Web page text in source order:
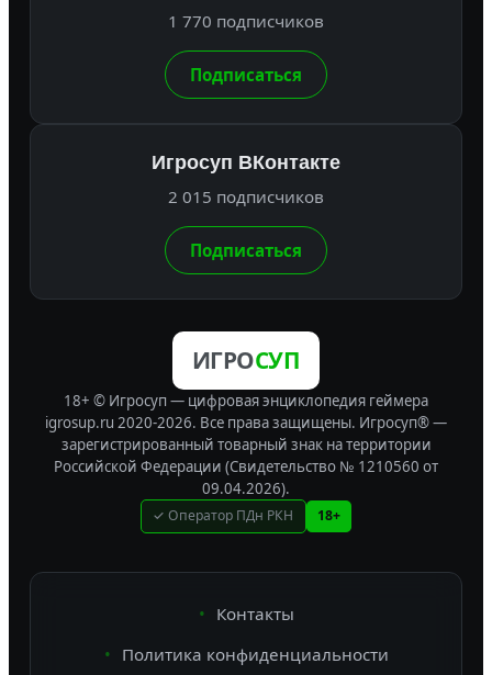
1 770 подписчиков
Подписаться
Игросуп ВКонтакте
2 015 подписчиков
Подписаться
ИГРОСУП
18+ © Игросуп — цифровая энциклопедия геймера
igrosup.ru 2020-2026. Все права защищены. Игросуп® —
зарегистрированный товарный знак на территории
Российской Федерации (Свидетельство № 1210560 от
09.04.2026).
✓ Оператор ПДн РКН 18+
Контакты
Политика конфиденциальности